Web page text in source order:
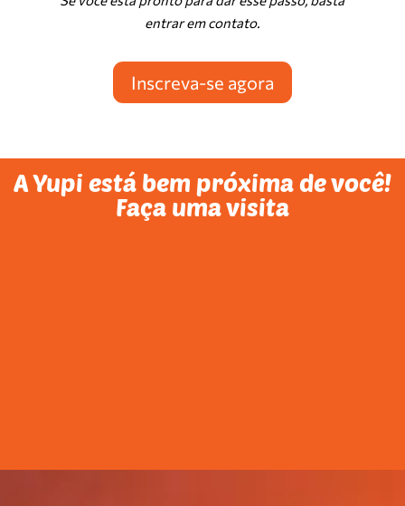
entrar em contato.
Inscreva-se agora
A Yupi está bem próxima de você!
Faça uma visita